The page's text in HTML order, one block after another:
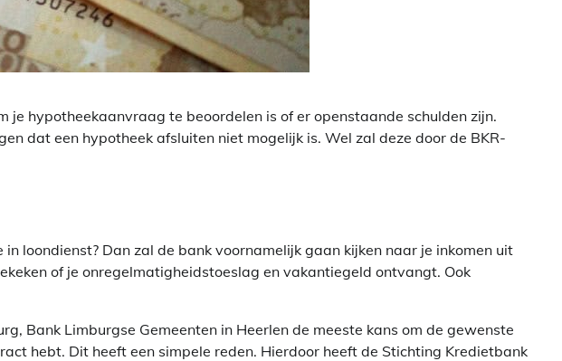
je hypotheekaanvraag te beoordelen is of er openstaande schulden zijn.
dat een hypotheek afsluiten niet mogelijk is. Wel zal deze door de BKR-
loondienst? Dan zal de bank voornamelijk gaan kijken naar je inkomen uit
of je onregelmatigheidstoeslag en vakantiegeld ontvangt. Ook
Bank Limburgse Gemeenten in Heerlen de meeste kans om de gewenste
hebt. Dit heeft een simpele reden. Hierdoor heeft de Stichting Kredietbank